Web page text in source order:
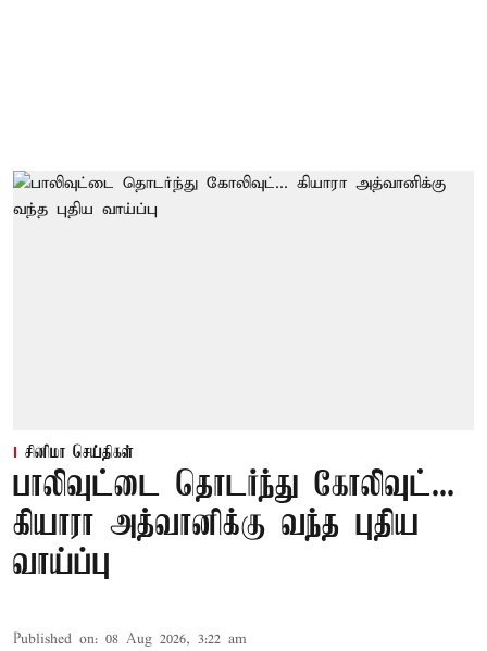
சினிமா செய்திகள்
பாலிவுட்டை தொடர்ந்து கோலிவுட்...
கியாரா அத்வானிக்கு வந்த புதிய
வாய்ப்பு
Published on: 08 Aug 2026, 3:22 am